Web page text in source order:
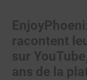
racontent
sur
ans de la